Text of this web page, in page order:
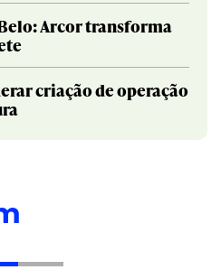
Arcor transforma
criação de operação